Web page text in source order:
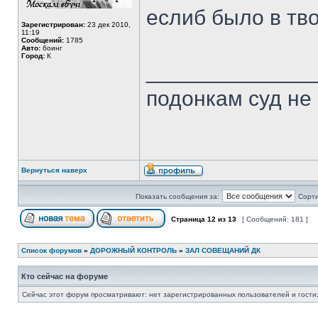
Зарегистрирован: 23 дек 2010,
11:19
Сообщений: 1785
Авто: боинг
Город: К
еслиб было в
подонкам суд
Вернуться наверх
Показать сообщения за:
Страница 12 из 13 [ Сообщений: 181 ]
Список форумов » ДОРОЖНЫЙ КОНТРОЛЬ » ЗАЛ СОВЕЩАНИЙ ДК
Кто сейчас на форуме
Сейчас этот форум просматривают: нет зарегистрированных пользователей и